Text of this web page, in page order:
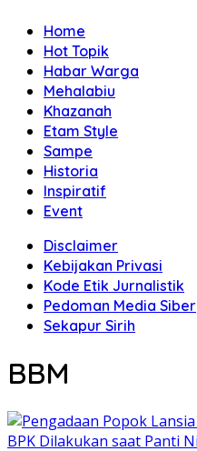
Home
Hot Topik
Habar Warga
Mehalabiu
Khazanah
Etam Style
Sampe
Historia
Inspiratif
Event
Disclaimer
Kebijakan Privasi
Kode Etik Jurnalistik
Pedoman Media Siber
Sekapur Sirih
BBM